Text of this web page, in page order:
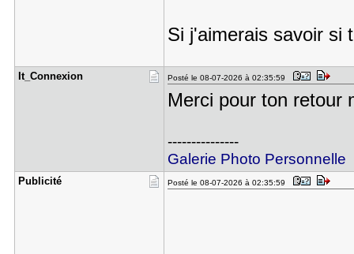
Si j'aimerais savoir si
It_Connexi​on Posté le 08-07-2026 à 02:35:59
Merci pour ton retour
---------------
Galerie Photo Personnelle
Publicité Posté le 08-07-2026 à 02:35:59